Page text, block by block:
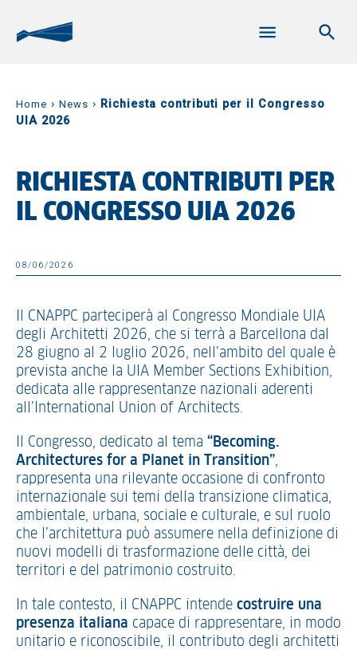
Home › News › Richiesta contributi per il Congresso
UIA 2026
RICHIESTA CONTRIBUTI PER
IL CONGRESSO UIA 2026
08/06/2026
Il CNAPPC parteciperà al Congresso Mondiale UIA
degli Architetti 2026, che si terrà a Barcellona dal
28 giugno al 2 luglio 2026, nell’ambito del quale è
prevista anche la UIA Member Sections Exhibition,
dedicata alle rappresentanze nazionali aderenti
all’International Union of Architects.
Il Congresso, dedicato al tema “Becoming.
Architectures for a Planet in Transition”,
rappresenta una rilevante occasione di confronto
internazionale sui temi della transizione climatica,
ambientale, urbana, sociale e culturale, e sul ruolo
che l’architettura può assumere nella definizione di
nuovi modelli di trasformazione delle città, dei
territori e del patrimonio costruito.
In tale contesto, il CNAPPC intende costruire una
presenza italiana capace di rappresentare, in modo
unitario e riconoscibile, il contributo degli architetti